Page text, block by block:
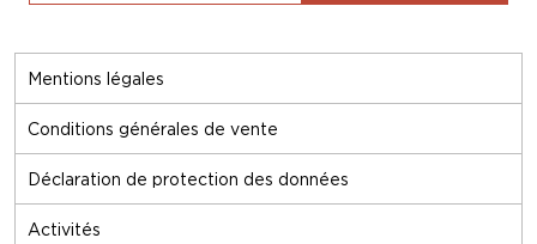
Mentions légales
Conditions générales de vente
Déclaration de protection des données
Activités